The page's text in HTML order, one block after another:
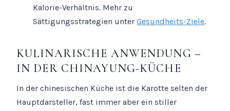
Kalorie-Verhältnis. Mehr zu
Sättigungsstrategien unter Gesundheits-Ziele.
KULINARISCHE ANWENDUNG –
IN DER CHINAYUNG-KÜCHE
In der chinesischen Küche ist die Karotte selten der
Hauptdarsteller, fast immer aber ein stiller